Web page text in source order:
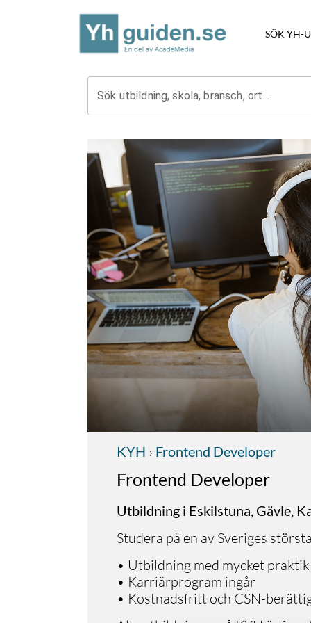
SÖK YH-
Sök utbildning, skola, bransch, ort...
KYH › Frontend Developer
Frontend Developer
Utbildning i Eskilstuna, Gävle,
Studera på en av Sveriges
• Utbildning med mycket praktik
• Karriärprogram ingår
• Kostnadsfritt och CSN-